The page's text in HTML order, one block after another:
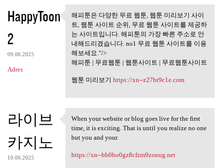
HappyToon
2
09.06.2025
Adres
해피툰은 다양한 무료 웹툰, 웹툰
미리보기 사이트,
해피툰은 다양한 무료 웹툰, 웹툰 미리보기 사이
트, 웹툰 사이트 순위, 무료 웹툰 사이트를 제공하
는 사이트입니다. 해피툰의 가장 빠른 주소로 안
내해드리겠습니다. no1 무료 웹툰 사이트를 이용
해보세요."/>
해피툰 | 무료웹툰 | 웹툰사이트 | 무료웹툰사이트
웹툰 미리보기 https://xn--z27bt9c1e.com
라이브
카지노
10.06.2025
When your website or blog
When your website or blog goes live for the first
time, it is exciting. That is until you realize no one
but you and your.
https://xn--bb0bo0gz8cfzm9zonug.net